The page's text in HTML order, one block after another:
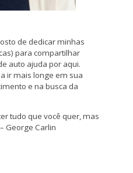
de dedicar minhas
para compartilhar
auto ajuda por aqui.
ir mais longe em sua
e na busca da
tudo que você quer, mas
George Carlin